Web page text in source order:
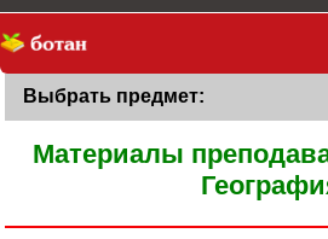
Выбрать предмет:
Материалы